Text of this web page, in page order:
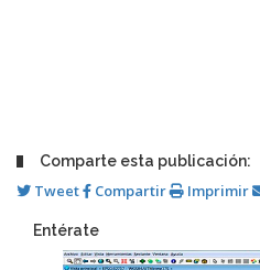
Comparte esta publicación:
Tweet Compartir Imprimir
Entérate